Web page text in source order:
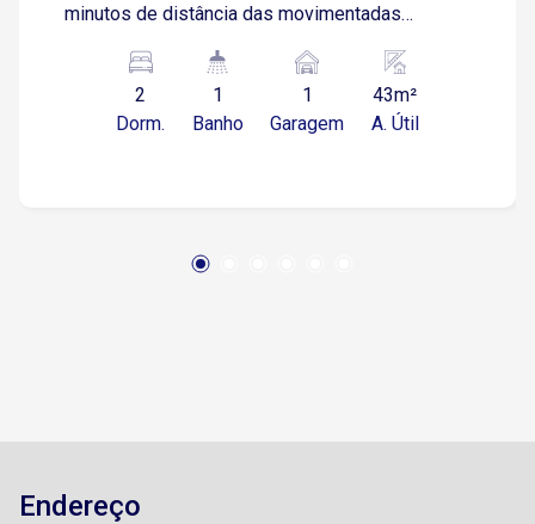
minutos de distância das movimentadas
este imóvel oferece uma localização
privilegiada para quem busca conveniência e
mobilidade. O apartamento conta com sala de
Entre em contato conosco para agendar uma
2
Dorm.
1
Banho
1
Garagem
43m²
A. Útil
Endereço